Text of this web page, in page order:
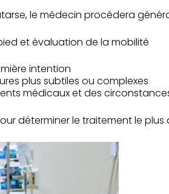
le médecin procédera
et évaluation de la mobilité
intention
plus subtiles ou complexes
médicaux et des
déterminer le traitement le